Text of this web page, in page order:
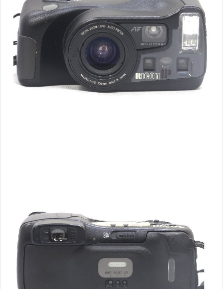
【數位相機】Ricoh
【數位相機】Hasselblad 哈蘇
【數位相機】Leica
【空拍機】主機、配件
【相機】Fujifilm拍立得
【鏡頭】Sony
【鏡頭】SIGMA
【鏡頭】Tamron
【鏡頭】Tokina